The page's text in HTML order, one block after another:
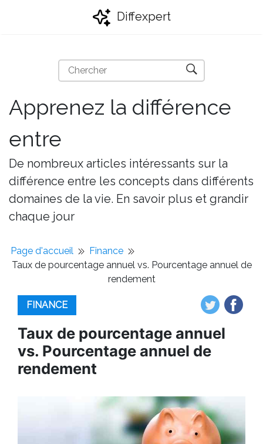
Diffexpert
Apprenez la différence
entre
De nombreux articles intéressants sur la
différence entre les concepts dans différents
domaines de la vie. En savoir plus et grandir
chaque jour
Page d'accueil
Finance
Taux de pourcentage annuel vs. Pourcentage annuel de
rendement
FINANCE
Taux de pourcentage annuel
vs. Pourcentage annuel de
rendement